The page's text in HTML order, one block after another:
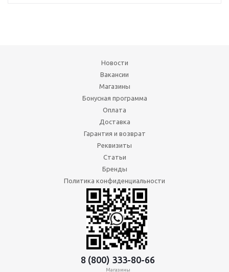
Новости
Вакансии
Магазины
Бонусная программа
Оплата
Доставка
Гарантия и возврат
Реквизиты
Статьи
Бренды
Политика конфиденциальности
8 (800) 333-80-66
Магазины